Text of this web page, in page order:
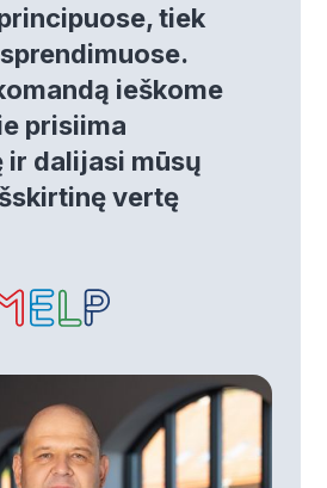
tiek
ieškome
prisiima
ir dalijasi mūsų
vertę